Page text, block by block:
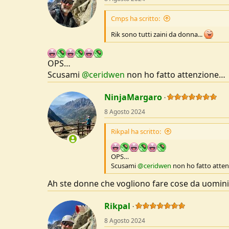
o
n
s
Cmps ha scritto:
Rik sono tutti zaini da donna...
OPS…
Scusami @ceridwen non ho fatto attenzione…
NinjaMargaro
8 Agosto 2024
Rikpal ha scritto:
OPS…
Scusami@ceridwen non ho fatto
Ah ste donne che vogliono fare cose da
Rikpal
8 Agosto 2024